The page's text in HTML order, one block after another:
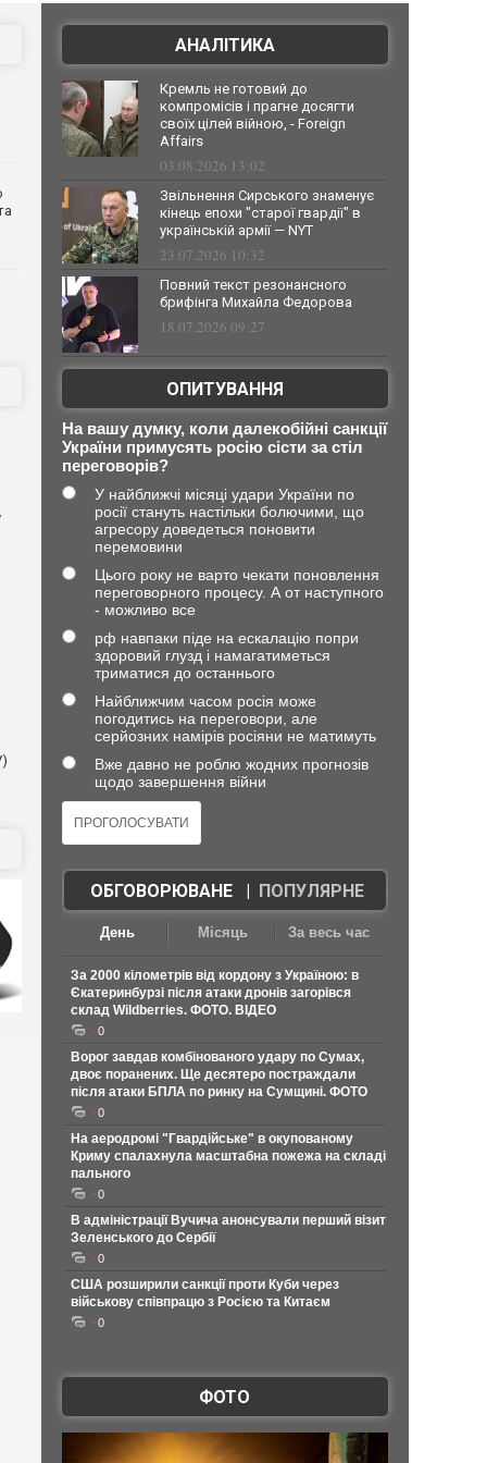
АНАЛІТИКА
Кремль не готовий до
компромісів і прагне досягти
своїх цілей війною, - Foreign
Affairs
03.08.2026 13:02
Звільнення Сирського знаменує
кінець епохи "старої гвардії" в
українській армії — NYT
23.07.2026 10:32
Повний текст резонансного
брифінга Михайла Федорова
18.07.2026 09:27
ОПИТУВАННЯ
На вашу думку, коли далекобійні санкції
України примусять росію сісти за стіл
переговорів?
У найближчі місяці удари України по
росії стануть настільки болючими, що
агресору доведеться поновити
перемовини
Цього року не варто чекати поновлення
переговорного процесу. А от наступного
- можливо все
рф навпаки піде на ескалацію попри
здоровий глузд і намагатиметься
триматися до останнього
Найближчим часом росія може
погодитись на переговори, але
серйозних намірів росіяни не матимуть
Вже давно не роблю жодних прогнозів
щодо завершення війни
ОБГОВОРЮВАНЕ| ПОПУЛЯРНЕ
День Місяць За весь час
За 2000 кілометрів від кордону з Україною: в
Єкатеринбурзі після атаки дронів загорівся
склад Wildberries. ФОТО. ВІДЕО
0
Ворог завдав комбінованого удару по Сумах,
двоє поранених. Ще десятеро постраждали
після атаки БПЛА по ринку на Сумщині. ФОТО
0
На аеродромі "Гвардійське" в окупованому
Криму спалахнула масштабна пожежа на складі
пального
0
В адміністрації Вучича анонсували перший візит
Зеленського до Сербії
0
США розширили санкції проти Куби через
військову співпрацю з Росією та Китаєм
0
ФОТО